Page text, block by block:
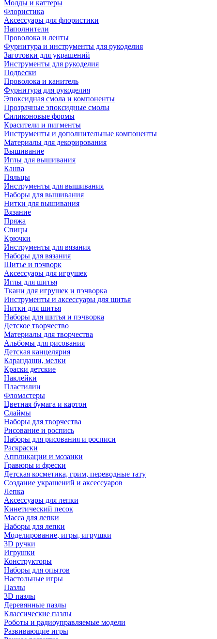
Молды и каттеры
Флористика
Аксессуары для флористики
Наполнители
Проволока и ленты
Фурнитура и инструменты для рукоделия
Заготовки для украшений
Инструменты для рукоделия
Подвески
Проволока и канитель
Фурнитура для рукоделия
Эпоксидная смола и компоненты
Прозрачные эпоксидные смолы
Силиконовые формы
Красители и пигменты
Инструменты и дополнительные компоненты
Материалы для декорирования
Вышивание
Иглы для вышивания
Канва
Пяльцы
Инструменты для вышивания
Наборы для вышивания
Нитки для вышивания
Вязание
Пряжа
Спицы
Крючки
Инструменты для вязания
Наборы для вязания
Шитье и пэчворк
Аксессуары для игрушек
Иглы для шитья
Ткани для игрушек и пэчворка
Инструменты и аксессуары для шитья
Нитки для шитья
Наборы для шитья и пэчворка
Детское творчество
Материалы для творчества
Альбомы для рисования
Детская канцелярия
Карандаши, мелки
Краски детские
Наклейки
Пластилин
Фломастеры
Цветная бумага и картон
Слаймы
Наборы для творчества
Рисование и роспись
Наборы для рисования и росписи
Раскраски
Аппликации и мозаики
Гравюры и фрески
Детская косметика, грим, переводные тату
Создание украшений и аксессуаров
Лепка
Аксессуары для лепки
Кинетический песок
Масса для лепки
Наборы для лепки
Моделирование, игры, игрушки
3D ручки
Игрушки
Конструкторы
Наборы для опытов
Настольные игры
Пазлы
3D пазлы
Деревянные пазлы
Классические пазлы
Роботы и радиоуправляемые модели
Развивающие игры